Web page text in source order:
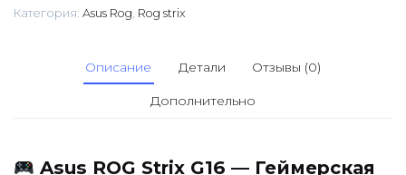
Категория: Asus Rog Rog strix
Описание Детали Отзывы (0)
Дополнительно
Asus ROG Strix G16 — Геймерская